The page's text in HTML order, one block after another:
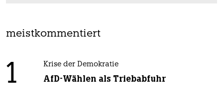
meistkommentiert
1 Krise der Demokratie
AfD-Wählen als Triebabfuhr